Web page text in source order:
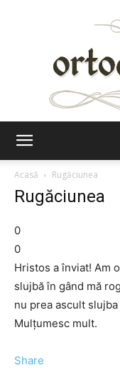
Acasă
Rugăciunea
Rugăciunea
0
0
Hristos a înviat! Am
slujbă în gând mă
nu prea ascult
Mulţumesc mult.
Share